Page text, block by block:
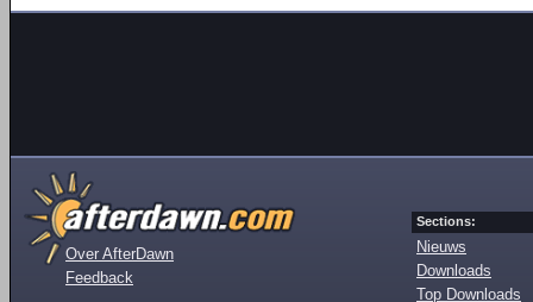
Over AfterDawn
Feedback
Sections:
Nieuws
Downloads
Top Downloads